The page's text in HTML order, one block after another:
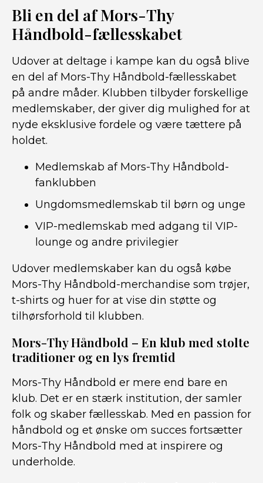
Bli en del af Mors-Thy
Håndbold-fællesskabet
Udover at deltage i kampe kan du også blive
en del af Mors-Thy Håndbold-fællesskabet
på andre måder. Klubben tilbyder forskellige
medlemskaber, der giver dig mulighed for at
nyde eksklusive fordele og være tættere på
holdet.
Medlemskab af Mors-Thy Håndbold-
fanklubben
Ungdomsmedlemskab til børn og unge
VIP-medlemskab med adgang til VIP-
lounge og andre privilegier
Udover medlemskaber kan du også købe
Mors-Thy Håndbold-merchandise som trøjer,
t-shirts og huer for at vise din støtte og
tilhørsforhold til klubben.
Mors-Thy Håndbold – En klub med stolte
traditioner og en lys fremtid
Mors-Thy Håndbold er mere end bare en
klub. Det er en stærk institution, der samler
folk og skaber fællesskab. Med en passion for
håndbold og et ønske om succes fortsætter
Mors-Thy Håndbold med at inspirere og
underholde.